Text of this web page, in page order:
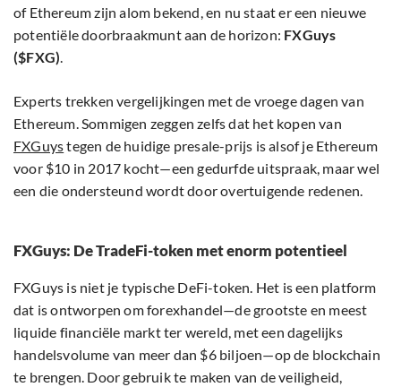
of Ethereum zijn alom bekend, en nu staat er een nieuwe
potentiële doorbraakmunt aan de horizon: FXGuys
($FXG).
Experts trekken vergelijkingen met de vroege dagen van
Ethereum. Sommigen zeggen zelfs dat het kopen van
FXGuystegen de huidige presale-prijs is alsof je Ethereum
voor $10 in 2017 kocht—een gedurfde uitspraak, maar wel
een die ondersteund wordt door overtuigende redenen.
FXGuys: De TradeFi-token met enorm potentieel
FXGuys is niet je typische DeFi-token. Het is een platform
dat is ontworpen om forexhandel—de grootste en meest
liquide financiële markt ter wereld, met een dagelijks
handelsvolume van meer dan $6 biljoen—op de blockchain
te brengen. Door gebruik te maken van de veiligheid,